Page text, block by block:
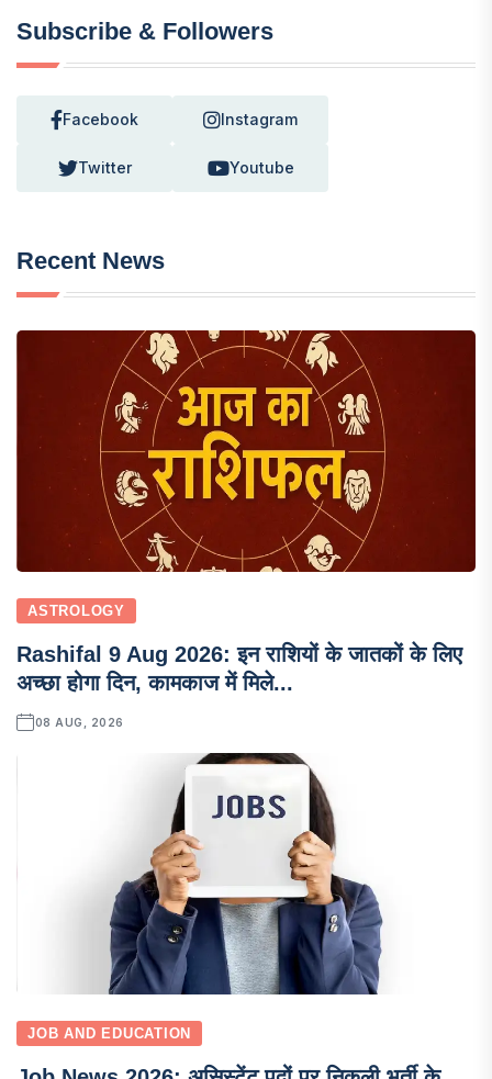
Subscribe & Followers
Facebook Instagram
Twitter Youtube
Recent News
ASTROLOGY
Rashifal 9 Aug 2026: इन राशियों के जातकों के लिए
अच्छा होगा दिन, कामकाज में मिले...
08 AUG, 2026
JOB AND EDUCATION